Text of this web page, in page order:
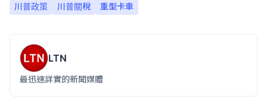
川普政策
川普關稅 重型卡車
LTN
最迅速詳實的新聞媒體